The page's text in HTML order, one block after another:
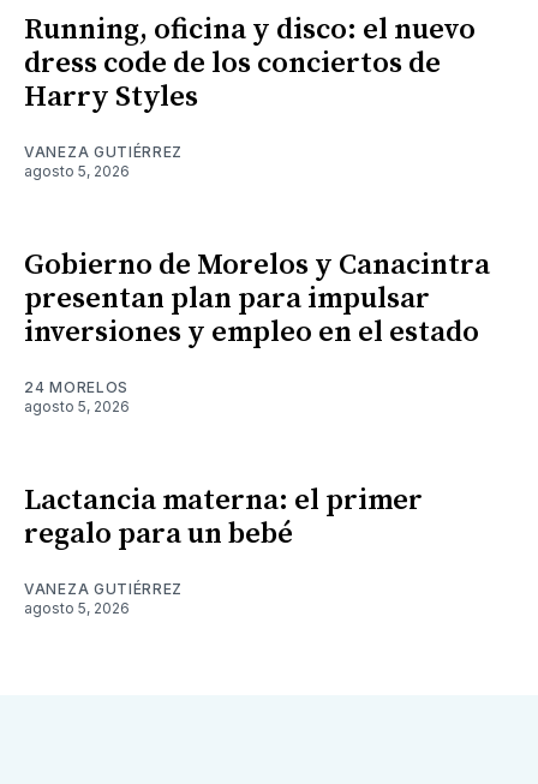
Running, oficina y disco: el nuevo
dress code de los conciertos de
Harry Styles
VANEZA GUTIÉRREZ
agosto 5, 2026
Gobierno de Morelos y Canacintra
presentan plan para impulsar
inversiones y empleo en el estado
24 MORELOS
agosto 5, 2026
Lactancia materna: el primer
regalo para un bebé
VANEZA GUTIÉRREZ
agosto 5, 2026